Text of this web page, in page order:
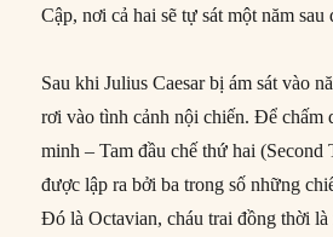
Cập, nơi cả hai sẽ tự sát một năm sau
Sau khi Julius Caesar bị ám sát vào
rơi vào tình cảnh nội chiến. Để chấm
minh – Tam đầu chế thứ hai (Second
được lập ra bởi ba trong số những
Đó là Octavian, cháu trai đồng thời